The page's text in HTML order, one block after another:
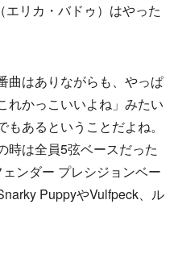
リカ・バドゥ）はやった
曲はありながらも、やっぱ
れかっこいいよね」みたい
あるということだよね。
時は全員5弦ベースだった
ンダー プレシジョンベー
PuppyやVulfpeck、ル